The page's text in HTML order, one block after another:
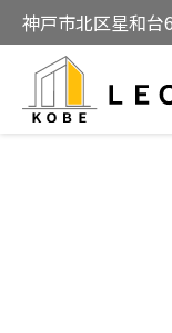
神戸市北区星和